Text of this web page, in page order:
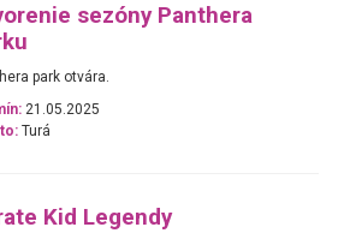
sezóny Panthera
park otvára.
21.05.2025
Turá
Kid Legendy